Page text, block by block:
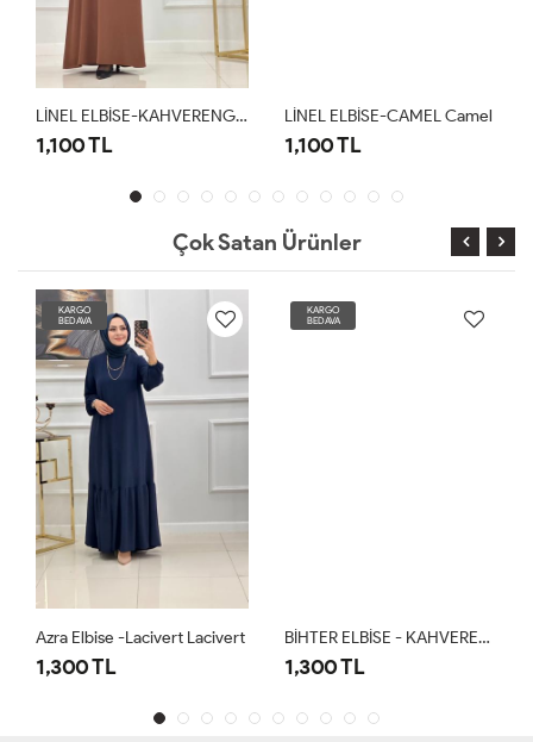
LİNEL ELBİSE-KAHVERENGİ Kahverengi
1,100 TL
LİNEL ELBİSE-CAMEL Camel
1,100 TL
Çok Satan Ürünler
KARGO
BEDAVA
Azra Elbise -Lacivert Lacivert
1,300 TL
KARGO
BEDAVA
BİHTER ELBİSE - KAHVERENGİ
1,300 TL